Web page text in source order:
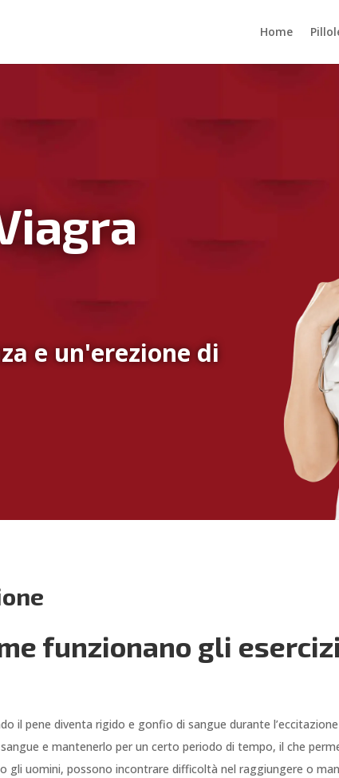
Home
e un'erezione di
funzionano gli
il pene diventa rigido e gonfio di sangue durante
e mantenerlo per un certo periodo di tempo, il che
uomini, possono incontrare difficoltà nel raggiungere o